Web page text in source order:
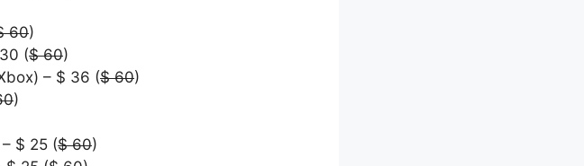
60)
($ 60)
– $ 36 ($ 60)
)
$ 25 ($ 60)